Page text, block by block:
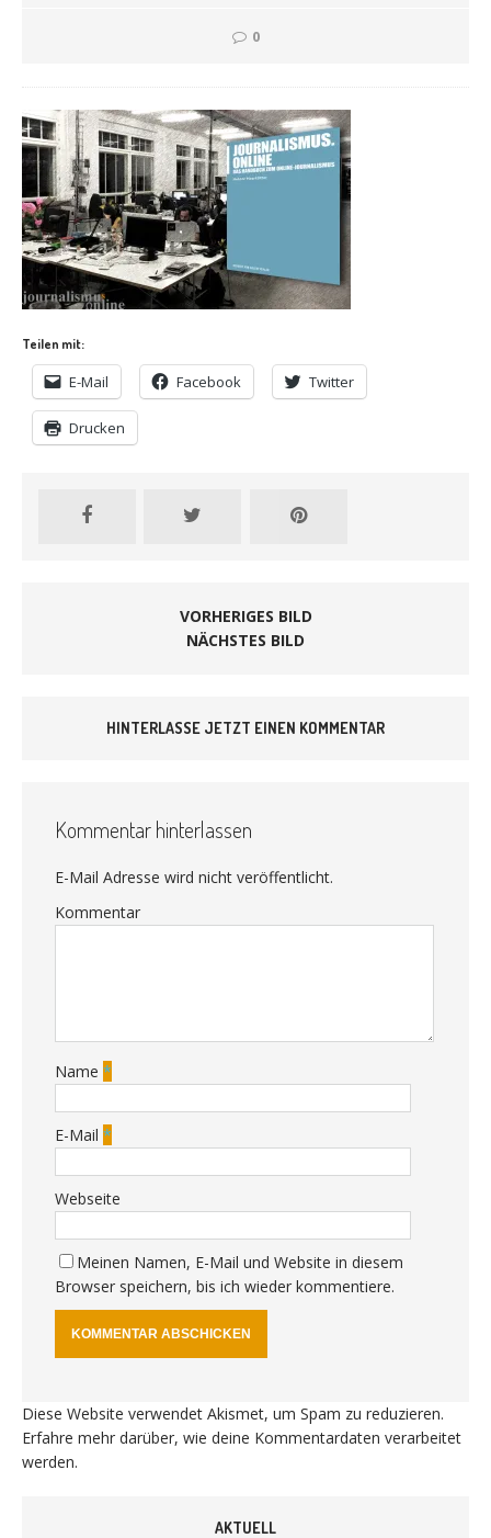
0
Teilen mit:
E-Mail Facebook Twitter
Drucken
VORHERIGES BILD
NÄCHSTES BILD
HINTERLASSE JETZT EINEN KOMMENTAR
Kommentar hinterlassen
E-Mail Adresse wird nicht veröffentlicht.
Kommentar
Name *
E-Mail *
Webseite
Meinen Namen, E-Mail und Website in diesem
Browser speichern, bis ich wieder kommentiere.
Diese Website verwendet Akismet, um Spam zu reduzieren.
Erfahre mehr darüber, wie deine Kommentardaten verarbeitet
werden.
AKTUELL